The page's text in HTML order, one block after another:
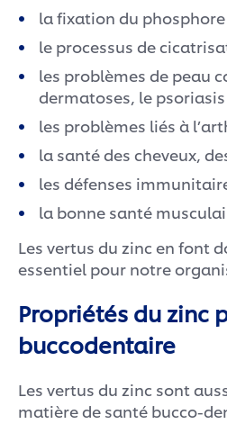
la fixation du phosphore
le processus de
les problèmes de peau
dermatoses, le psoriasis
les problèmes liés à
la santé des cheveux,
les défenses
la bonne santé
Les vertus du zinc en font
essentiel pour notre
Propriétés du zinc
buccodentaire
Les vertus du zinc sont
matière de santé bucco-